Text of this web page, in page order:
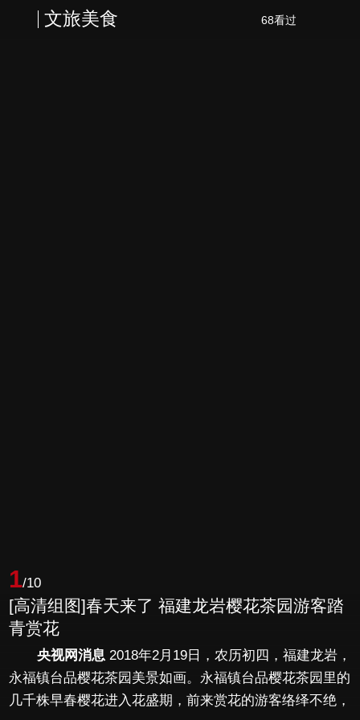
文旅美食 68看过
1/10
[高清组图]春天来了 福建龙岩樱花茶园游客踏
青赏花
央视网消息2018年2月19日，农历初四，福建龙岩，
永福镇台品樱花茶园美景如画。永福镇台品樱花茶园里的
几千株早春樱花进入花盛期，前来赏花的游客络绎不绝，